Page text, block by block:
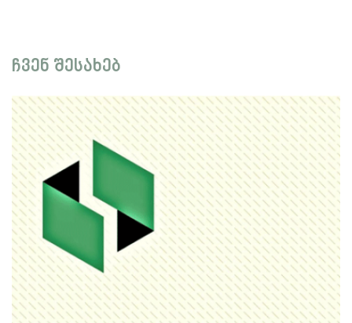
ჩვენ შესახებ